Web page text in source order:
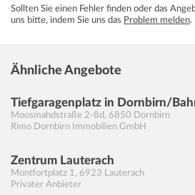
Sollten Sie einen Fehler finden oder das
uns bitte, indem Sie uns das Problem melden.
Ähnliche Angebote
Moosmahdstraße 2-8d, 6850 Dornbirn
Rimo Dornbirn Immobilien GmbH
Zentrum Lauterach
Montfortplatz 1, 6923 Lauterach
Privater Anbieter